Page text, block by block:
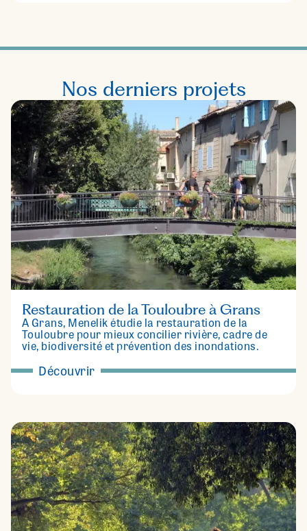
Nos derniers projets
Restauration de la Touloubre à Grans
À Grans, Menelik étudie la restauration de la
Touloubre pour mieux concilier rivière, cadre de
vie, biodiversité et prévention des inondations.
Découvrir